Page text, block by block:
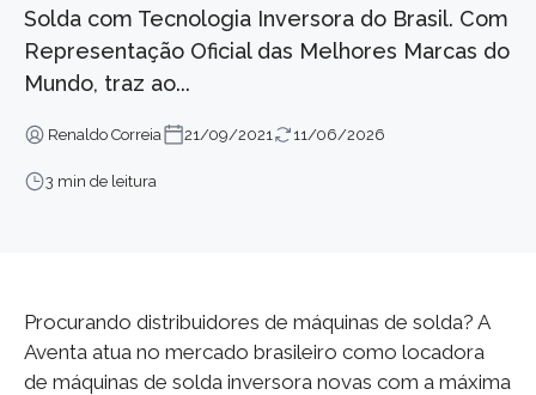
Solda com Tecnologia Inversora do Brasil. Com
Representação Oficial das Melhores Marcas do
Mundo, traz ao...
Renaldo Correia 21/09/2021 11/06/2026
3 min de leitura
Procurando distribuidores de máquinas de solda? A
Aventa atua no mercado brasileiro como locadora
de máquinas de solda inversora novas com a máxima